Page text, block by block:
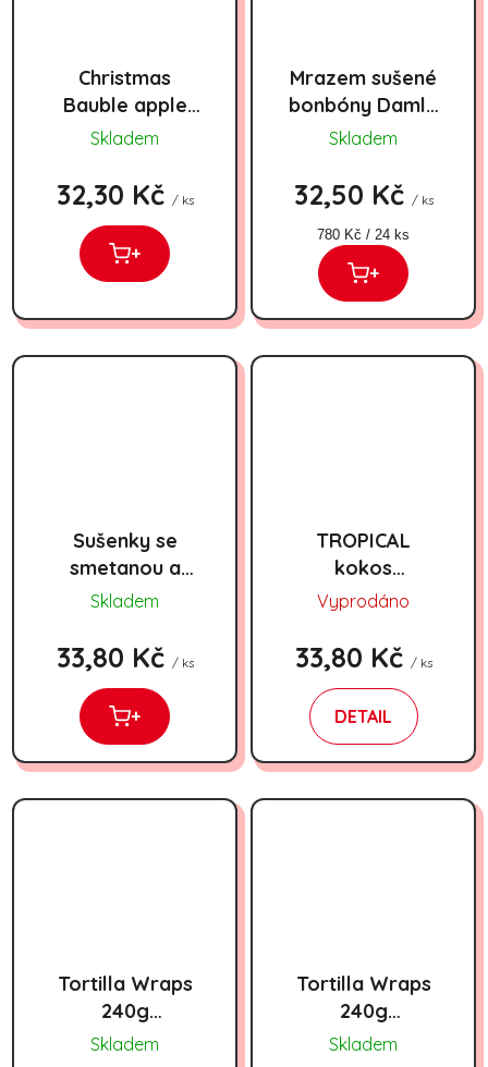
Christmas
Bauble apple
cinamon 157g
Skladem
32,30 Kč / ks
+
Mrazem sušené
bonbóny Damla
20g
Skladem
32,50 Kč / ks
Měrná cena:
780 Kč / 24 ks
+
Sušenky se
smetanou a
arašídy
Skladem
33,80 Kč / ks
+
TROPICAL
kokos
(kubánský)
Vyprodáno
33,80 Kč / ks
DETAIL
Tortilla Wraps
240g
(rajčatová)
Skladem
Tortilla Wraps
240g
(špenátová)
Skladem